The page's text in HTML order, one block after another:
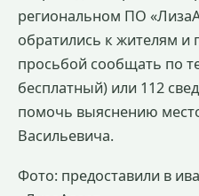
региональном ПО
обратились к жителям и
просьбой сообщать по
бесплатный) или 112
помочь выяснению
Васильевича.
Фото: предоставили в